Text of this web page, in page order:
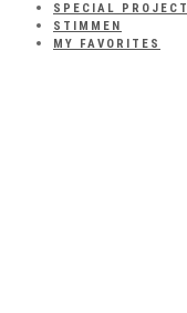
SPECIAL PROJECT
STIMMEN
MY FAVORITES